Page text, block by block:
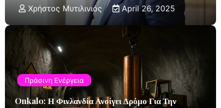
Χρήστος Μυτιλινιός April 26, 2025
Πράσινη Ενέργεια
Onkalo: Η Φινλανδία Ανοίγει Δρόμο Για Την